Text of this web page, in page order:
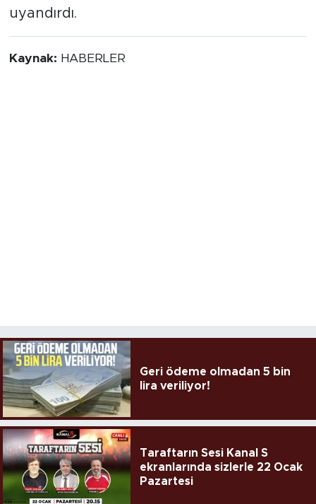
uyandırdı.
Kaynak: HABERLER
Geri ödeme olmadan 5 bin
lira veriliyor!
Taraftarın Sesi Kanal S
ekranlarında sizlerle 22 Ocak
Pazartesi